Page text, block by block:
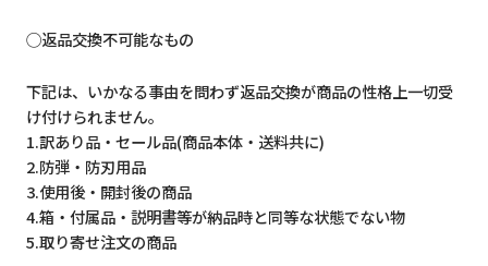
◯返品交換不可能なもの
下記は、いかなる事由を問わず返品交換が商品の性格上一切受
け付けられません。
1.訳あり品・セール品(商品本体・送料共に)
2.防弾・防刃用品
3.使用後・開封後の商品
4.箱・付属品・説明書等が納品時と同等な状態でない物
5.取り寄せ注文の商品